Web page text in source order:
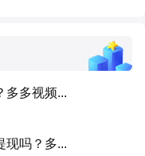
多多视频...
现吗？多...